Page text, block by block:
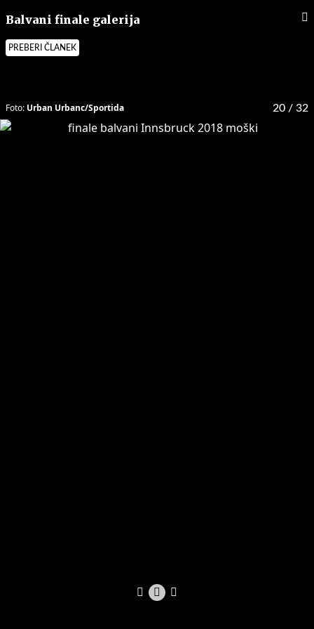
Balvani finale galerija
PREBERI ČLANEK
20 / 32
Foto: Urban Urbanc/Sportida